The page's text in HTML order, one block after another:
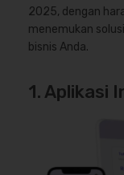
2025, dengan
menemukan
bisnis Anda.
1. Aplikasi